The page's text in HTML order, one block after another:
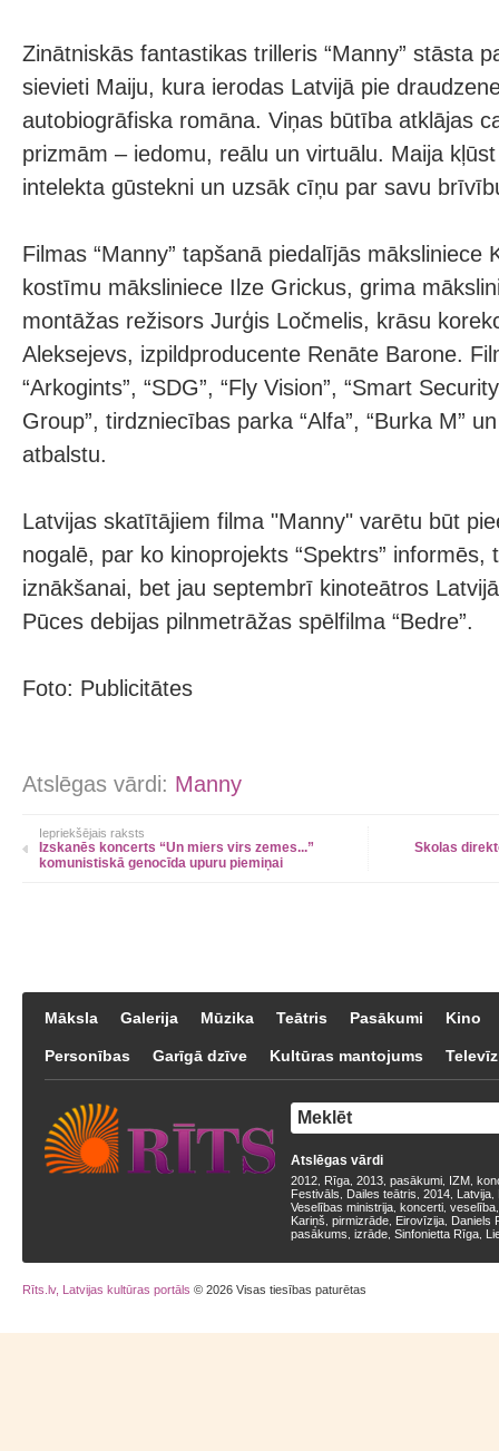
Zinātniskās fantastikas trilleris “Manny” stāsta
sievieti Maiju, kura ierodas Latvijā pie
autobiogrāfiska romāna. Viņas būtība atklājas
prizmām – iedomu, reālu un virtuālu. Maija
intelekta gūstekni un uzsāk cīņu par savu
Filmas “Manny” tapšanā piedalījās māksliniece
kostīmu māksliniece Ilze Grickus, grima
montāžas režisors Jurģis Ločmelis, krāsu
Aleksejevs, izpildproducente Renāte Barone.
“Arkogints”, “SDG”, “Fly Vision”, “Smart
Group”, tirdzniecības parka “Alfa”, “Burka M”
atbalstu.
Latvijas skatītājiem filma "Manny" varētu būt
nogalē, par ko kinoprojekts “Spektrs” informēs,
iznākšanai, bet jau septembrī kinoteātros
Pūces debijas pilnmetrāžas spēlfilma “Bedre”.
Foto: Publicitātes
Atslēgas vārdi: Manny
Iepriekšējais raksts
Izskanēs koncerts “Un miers virs zemes...”
komunistiskā genocīda upuru piemiņai
Skolas
Māksla Galerija Mūzika Teātris Pasākumi Kino
Personības Garīgā dzīve Kultūras mantojums
Atslēgas vārdi
2012 Rīga 2013 pasākumi IZM
Festivāls
Dailes teātris 2014 Latvija
Veselības ministrija koncerti veselība
Kariņš pirmizrāde Eirovīzija Daniels
pasākums izrāde Sinfonietta Rīga
Rīts.lv, Latvijas kultūras portāls © 2026 Visas tiesības paturētas